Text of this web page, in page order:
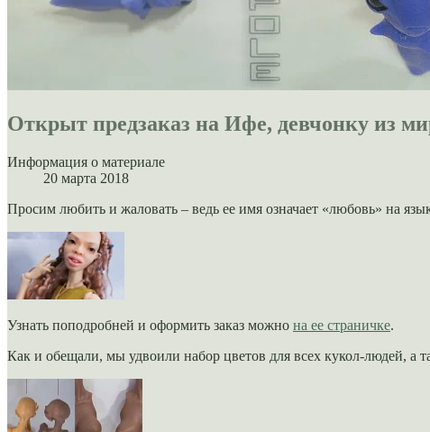
Открыт предзаказ на Ифе, девчонку из
Информация о материале
20 марта 2018
Просим любить и жаловать – ведь ее имя означает «любовь» на
Узнать поподробней и оформить заказ можно на ее страничке.
Как и обещали, мы удвоили набор цветов для всех кукол-людей, а